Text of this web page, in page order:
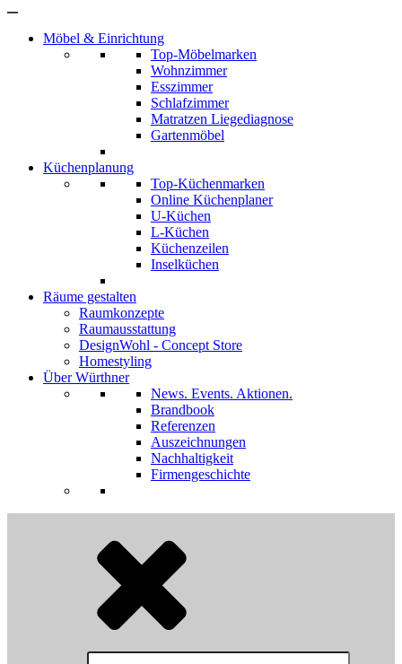
Möbel & Einrichtung
Top-Möbelmarken
Wohnzimmer
Esszimmer
Schlafzimmer
Matratzen Liegediagnose
Gartenmöbel
Küchenplanung
Top-Küchenmarken
Online Küchenplaner
U-Küchen
L-Küchen
Küchenzeilen
Inselküchen
Räume gestalten
Raumkonzepte
Raumausstattung
DesignWohl - Concept Store
Homestyling
Über Würthner
News. Events. Aktionen.
Brandbook
Referenzen
Auszeichnungen
Nachhaltigkeit
Firmengeschichte